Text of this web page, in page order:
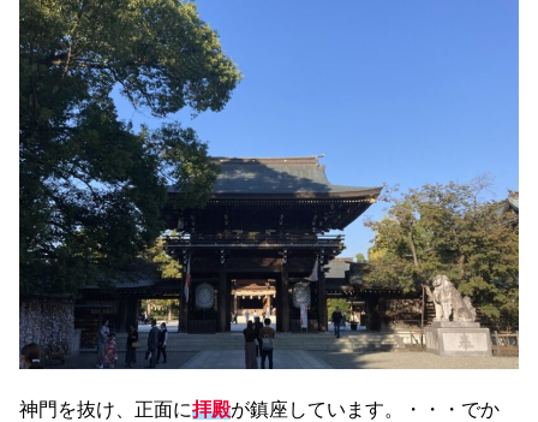
神門を抜け、正面に拝殿が鎮座しています。・・・でか